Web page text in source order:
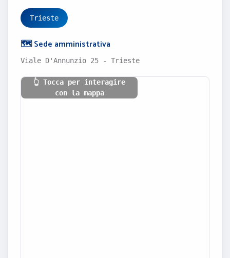
Trieste
🗺️ Sede amministrativa
Viale D'Annunzio 25 - Trieste
👆 Tocca per interagire
con la mappa